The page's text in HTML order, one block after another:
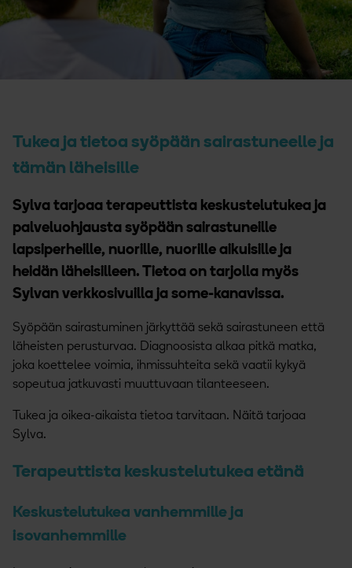
Tukea ja tietoa syöpään sairastuneelle ja
tämän läheisille
Sylva tarjoaa terapeuttista keskustelutukea ja
palveluohjausta syöpään sairastuneille
lapsiperheille, nuorille, nuorille aikuisille ja
heidän läheisilleen. Tietoa on tarjolla myös
Sylvan verkkosivuilla ja some-kanavissa.
Syöpään sairastuminen järkyttää sekä sairastuneen että
läheisten perusturvaa. Diagnoosista alkaa pitkä matka,
joka koettelee voimia, ihmissuhteita sekä vaatii kykyä
sopeutua jatkuvasti muuttuvaan tilanteeseen.
Tukea ja oikea-aikaista tietoa tarvitaan. Näitä tarjoaa
Sylva.
Terapeuttista keskustelutukea etänä
Keskustelutukea vanhemmille ja
isovanhemmille